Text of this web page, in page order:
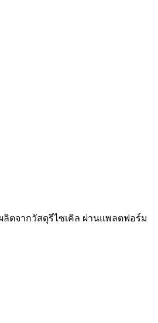
ตจากวัสดุรีไซเคิล ผ่านแพลตฟอร์ม